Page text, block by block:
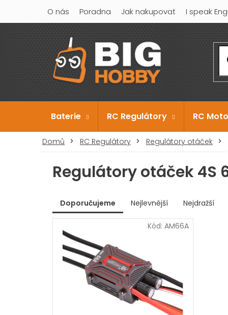
obsah
O nás Poradna Jak nakupovat I speak
Baterie RC Regulátory RC
Domů RC Regulátory Regulátory otáček
Regulátory otáček 4S
Ř
Doporučujeme Nejlevnější Nejdražší
ý
p Kód: AM66A